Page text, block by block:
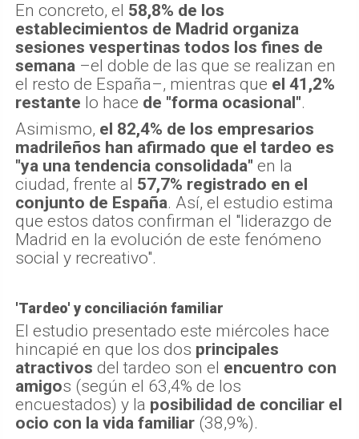
En concreto, el 58,8% de los
establecimientos de Madrid organiza
sesiones vespertinas todos los fines de
semana –el doble de las que se realizan en
el resto de España–, mientras que el 41,2%
restante lo hace de "forma ocasional".
Asimismo, el 82,4% de los empresarios
madrileños han afirmado que el tardeo es
"ya una tendencia consolidada" en la
ciudad, frente al 57,7% registrado en el
conjunto de España. Así, el estudio estima
que estos datos confirman el "liderazgo de
Madrid en la evolución de este fenómeno
social y recreativo".
'Tardeo' y conciliación familiar
El estudio presentado este miércoles hace
hincapié en que los dos principales
atractivos del tardeo son el encuentro con
amigos (según el 63,4% de los
encuestados) y la posibilidad de conciliar el
ocio con la vida familiar (38,9%).